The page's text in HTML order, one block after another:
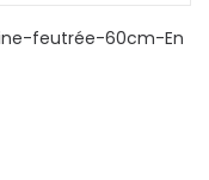
feutrée-60cm-En